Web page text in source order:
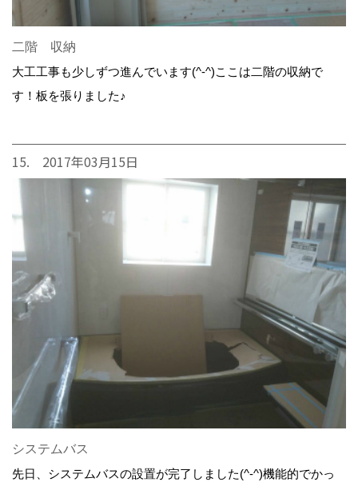
二階 収納
大工工事も少しずつ進んでいます(^-^)ここは二階の収納で
す！板を張りました♪
15. 2017年03月15日
システムバス
先日、システムバスの設置が完了しました(^-^)機能的でかっ